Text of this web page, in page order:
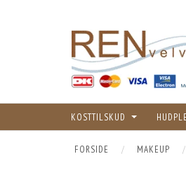
KOSTTILSKUD
FORSIDE MAKEUP